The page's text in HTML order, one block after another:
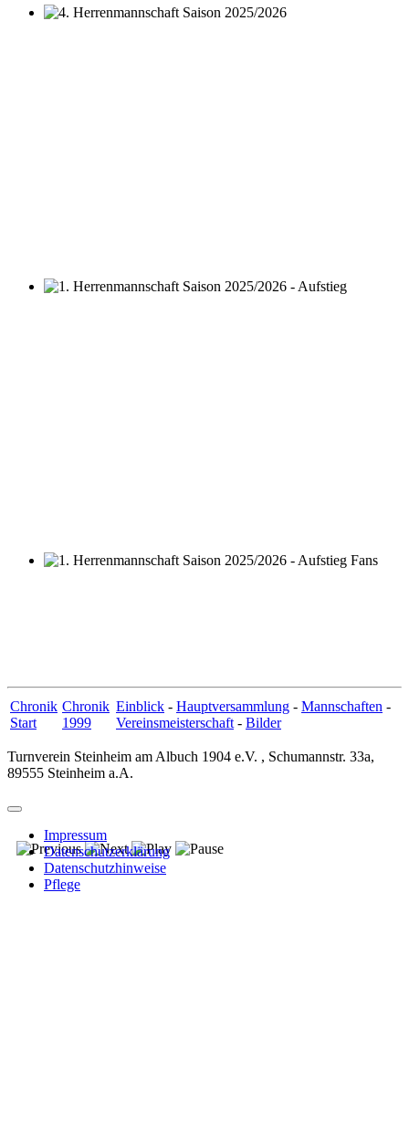
Chronik
Start
Chronik
1999
Einblick - Hauptversammlung - Mannschaften -
Vereinsmeisterschaft - Bilder
Turnverein Steinheim am Albuch 1904 e.V. , Schumannstr. 33a,
89555 Steinheim a.A.
Impressum
Datenschutzerklärung
Datenschutzhinweise
Pflege